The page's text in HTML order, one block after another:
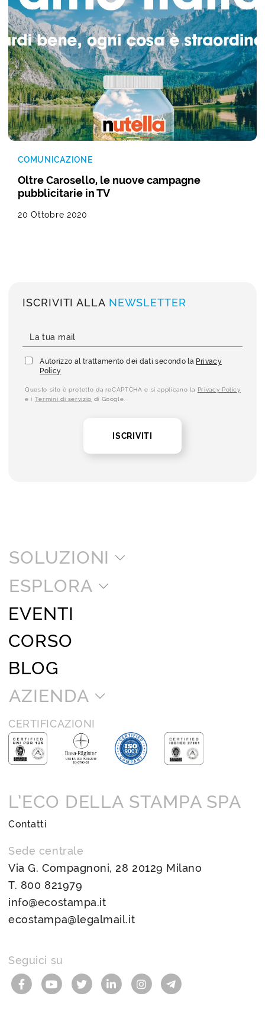
COMUNICAZIONE
Oltre Carosello, le nuove campagne
pubblicitarie in TV
20 Ottobre 2020
ISCRIVITI ALLA NEWSLETTER
Autorizzo al trattamento dei dati secondo la Privacy
Policy
Questo sito è protetto da reCAPTCHA e si applicano la Privacy Policy
e i Termini di servizio di Google.
ISCRIVITI
SOLUZIONI
ESPLORA
EVENTI
CORSO
BLOG
AZIENDA
CERTIFICAZIONI
L’ECO DELLA STAMPA SPA
Contatti
Sede centrale
Via G. Compagnoni, 28 20129 Milano
T. 800 821979
info@ecostampa.it
ecostampa@legalmail.it
Seguici su